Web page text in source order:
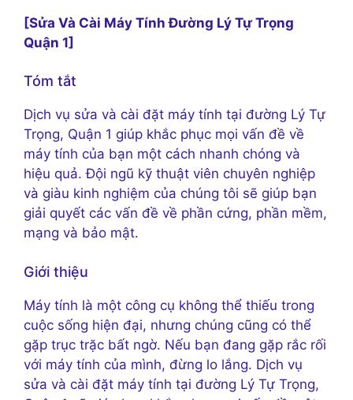
[Sửa Và Cài Máy Tính Đường Lý Tự Trọng
Quận 1]
Tóm tắt
Dịch vụ sửa và cài đặt máy tính tại đường Lý Tự
Trọng, Quận 1 giúp khắc phục mọi vấn đề về
máy tính của bạn một cách nhanh chóng và
hiệu quả. Đội ngũ kỹ thuật viên chuyên nghiệp
và giàu kinh nghiệm của chúng tôi sẽ giúp bạn
giải quyết các vấn đề về phần cứng, phần mềm,
mạng và bảo mật.
Giới thiệu
Máy tính là một công cụ không thể thiếu trong
cuộc sống hiện đại, nhưng chúng cũng có thể
gặp trục trặc bất ngờ. Nếu bạn đang gặp rắc rối
với máy tính của mình, đừng lo lắng. Dịch vụ
sửa và cài đặt máy tính tại đường Lý Tự Trọng,